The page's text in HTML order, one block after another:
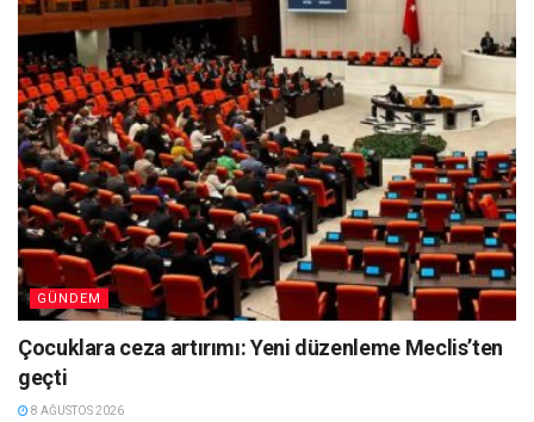
GÜNDEM
Çocuklara ceza artırımı: Yeni düzenleme Meclis’ten
geçti
8 AĞUSTOS 2026